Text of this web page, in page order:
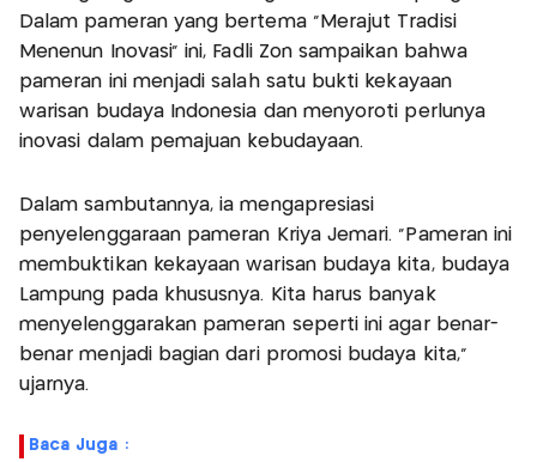
Dalam pameran yang bertema “Merajut Tradisi
Menenun Inovasi” ini, Fadli Zon sampaikan bahwa
pameran ini menjadi salah satu bukti kekayaan
warisan budaya Indonesia dan menyoroti perlunya
inovasi dalam pemajuan kebudayaan.
Dalam sambutannya, ia mengapresiasi
penyelenggaraan pameran Kriya Jemari. “Pameran ini
membuktikan kekayaan warisan budaya kita, budaya
Lampung pada khususnya. Kita harus banyak
menyelenggarakan pameran seperti ini agar benar-
benar menjadi bagian dari promosi budaya kita,"
ujarnya.
Baca Juga :